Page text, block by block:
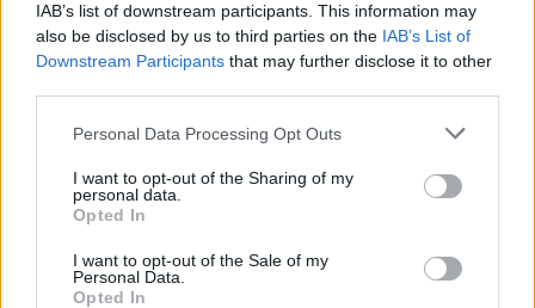
IAB’s list of downstream participants. This information may
also be disclosed by us to third parties on the IAB’s List of
Downstream Participants that may further disclose it to other
Please note that this website/app uses one or more Google
not limited to your visit or usage behaviour. You may click to
grant or deny consent to Google and its third-party tags to
use your data for below specified purposes in below Google
consent section.
Personal Data Processing Opt Outs
I want to opt-out of the Sharing of my
personal data.
Opted In
I want to opt-out of the Sale of my
Personal Data.
Opted In